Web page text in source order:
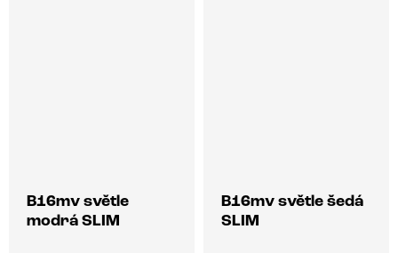
B16mv světle
modrá SLIM
B16mv světle šedá
SLIM